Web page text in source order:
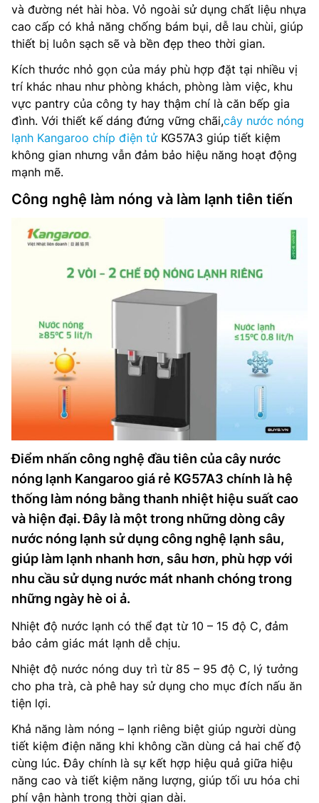
và đường nét hài hòa. Vỏ ngoài sử dụng chất liệu nhựa
cao cấp có khả năng chống bám bụi, dễ lau chùi, giúp
thiết bị luôn sạch sẽ và bền đẹp theo thời gian.
Kích thước nhỏ gọn của máy phù hợp đặt tại nhiều vị
trí khác nhau như phòng khách, phòng làm việc, khu
vực pantry của công ty hay thậm chí là căn bếp gia
đình. Với thiết kế dáng đứng vững chãi,cây nước nóng
lạnh Kangaroo chíp điện tửKG57A3 giúp tiết kiệm
không gian nhưng vẫn đảm bảo hiệu năng hoạt động
mạnh mẽ.
Công nghệ làm nóng và làm lạnh tiên tiến
Điểm nhấn công nghệ đầu tiên của cây nước
nóng lạnh Kangaroo giá rẻ KG57A3 chính là hệ
thống làm nóng bằng thanh nhiệt hiệu suất cao
và hiện đại. Đây là một trong những dòng cây
nước nóng lạnh sử dụng công nghệ lạnh sâu,
giúp làm lạnh nhanh hơn, sâu hơn, phù hợp với
nhu cầu sử dụng nước mát nhanh chóng trong
những ngày hè oi ả.
Nhiệt độ nước lạnh có thể đạt từ 10 – 15 độ C, đảm
bảo cảm giác mát lạnh dễ chịu.
Nhiệt độ nước nóng duy trì từ 85 – 95 độ C, lý tưởng
cho pha trà, cà phê hay sử dụng cho mục đích nấu ăn
tiện lợi.
Khả năng làm nóng – lạnh riêng biệt giúp người dùng
tiết kiệm điện năng khi không cần dùng cả hai chế độ
cùng lúc. Đây chính là sự kết hợp hiệu quả giữa hiệu
năng cao và tiết kiệm năng lượng, giúp tối ưu hóa chi
phí vận hành trong thời gian dài.